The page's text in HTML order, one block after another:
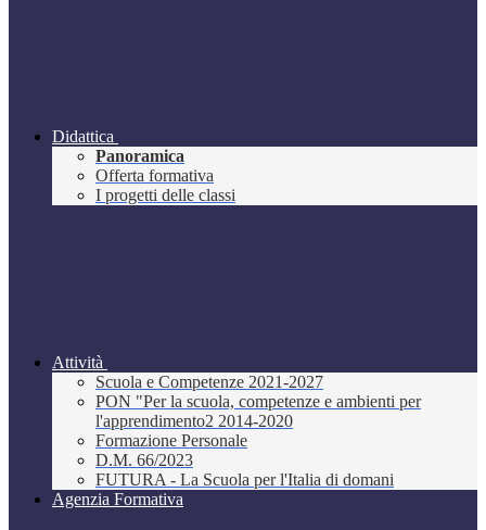
Didattica
Panoramica
Offerta formativa
I progetti delle classi
Attività
Scuola e Competenze 2021-2027
PON "Per la scuola, competenze e ambienti per
l'apprendimento2 2014-2020
Formazione Personale
D.M. 66/2023
FUTURA - La Scuola per l'Italia di domani
Agenzia Formativa